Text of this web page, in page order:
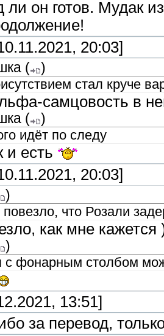
ли он готов. Мудак
20:03]
(
)
стал круче
самцовость в
(
)
идёт по следу
и есть
20:03]
)
что Розали
как мне кажется
)
с фонарным столбом
13:51]
за перевод,